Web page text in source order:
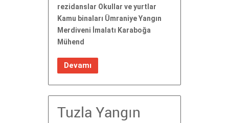
rezidanslar Okullar ve yurtlar
Kamu binaları Ümraniye Yangın
Merdiveni İmalatı Karaboğa
Mühend
Devamı
Tuzla Yangın